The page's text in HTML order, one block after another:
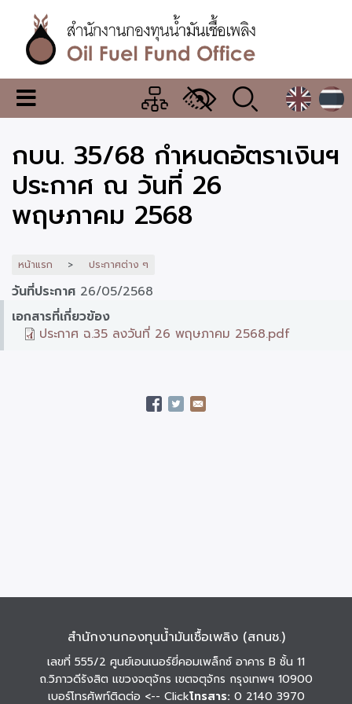
เนื้อหา
หลักสำนักงาน
กองทุน
น้ำมัน
เชื้อ
เพลิง
เมนู
เปลี่ยน
แสดง
ผล
กบน. 35/68 กำหนดอัตราเงินฯ
ประกาศ ณ วันที่ 26
พฤษภาคม 2568
หน้าแรก ประกาศต่าง ๆ
วันที่ประกาศ 26/05/2568
เอกสารที่เกี่ยวข้อง
ประกาศ ฉ.35 ลงวันที่ 26 พฤษภาคม 2568.pdf
สำนักงานกองทุนน้ำมันเชื้อเพลิง (สกนช.)
เลขที่ 555/2 ศูนย์เอนเนอร์ยี่คอมเพล็กซ์ อาคาร B ชั้น 11
ถ.วิภาวดีรังสิต แขวงจตุจักร เขตจตุจักร กรุงเทพฯ 10900
เบอร์โทรศัพท์ติดต่อ <-- Clickโทรสาร: 0 2140 3970